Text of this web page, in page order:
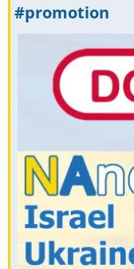
#promotion